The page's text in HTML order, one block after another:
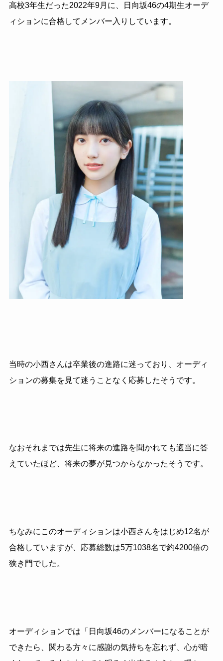
高校3年生だった2022年9月に、日向坂46の4期生オーデ
ィションに合格してメンバー入りしています。
当時の小西さんは卒業後の進路に迷っており、オーディ
ションの募集を見て迷うことなく応募したそうです。
なおそれまでは先生に将来の進路を聞かれても適当に答
えていたほど、将来の夢が見つからなかったそうです。
ちなみにこのオーディションは小西さんをはじめ12名が
合格していますが、応募総数は5万1038名で約4200倍の
狭き門でした。
オーディションでは「日向坂46のメンバーになることが
できたら、関わる方々に感謝の気持ちを忘れず、心が暗